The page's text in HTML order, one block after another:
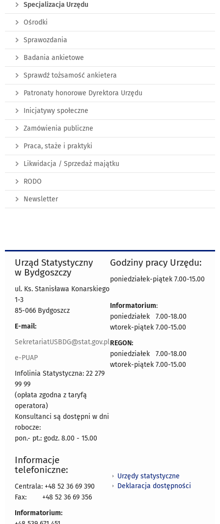
Specjalizacja Urzędu
Ośrodki
Sprawozdania
Badania ankietowe
Sprawdź tożsamość ankietera
Patronaty honorowe Dyrektora Urzędu
Inicjatywy społeczne
Zamówienia publiczne
Praca, staże i praktyki
Likwidacja / Sprzedaż majątku
RODO
Newsletter
Urząd Statystyczny
w Bydgoszczy
ul. Ks. Stanisława Konarskiego
1-3
85-066 Bydgoszcz
E-mail:
SekretariatUSBDG@stat.gov.pl
e-PUAP
Infolinia Statystyczna: 22 279
99 99
(opłata zgodna z taryfą
operatora)
Konsultanci są dostępni w dni
robocze:
pon.- pt.: godz. 8.00 - 15.00
Godziny pracy Urzędu:
poniedziałek-piątek 7.00-15.00
Informatorium:
poniedziałek 7.00-18.00
wtorek-piątek 7.00-15.00
REGON:
poniedziałek 7.00-18.00
wtorek-piątek 7.00-15.00
Informacje
telefoniczne:
Centrala: +48 52 36 69 390
Fax:
+48 52 36 69 356
Informatorium:
Urzędy statystyczne
Deklaracja dostępności